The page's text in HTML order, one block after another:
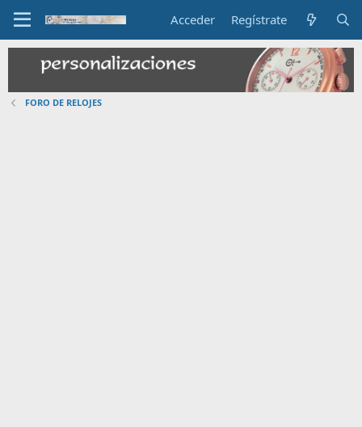
Acceder Regístrate
FORO DE RELOJES